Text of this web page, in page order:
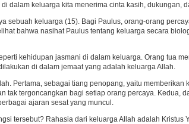
dalam keluarga kita menerima cinta kasih, dukungan,
sebuah keluarga (15). Bagi Paulus, orang-orang
bahwa nasihat Paulus tentang keluarga secara
kehidupan jasmani di dalam keluarga. Orang tua
di dalam jemaat yang adalah keluarga Allah.
Pertama, sebagai tiang penopang, yaitu
tak tergoncangkan bagi setiap orang percaya. Kedua,
ajaran sesat yang muncul.
tersebut? Rahasia dari keluarga Allah adalah Kristus